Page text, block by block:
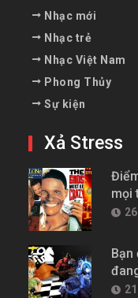
Nhạc mới
Nhạc trẻ
Nhạc Việt Nam
Phong Thủy
Sự kiện
Xả Stress
mọi
Bạn